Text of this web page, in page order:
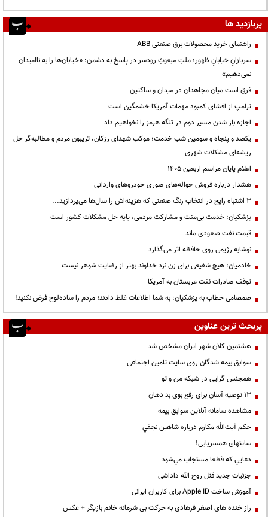
پربازدید ها
راهنمای خرید محصولات برق صنعتی ABB
سربازانِ خیابانِ ظهور؛ ملتِ مبعوثِ رودسر در پاسخ به دشمن: «خیابان‌ها را به ناامیدان
نمی‌دهیم»
فرق است میان مجاهدان در میدان و ساکتین
ترامپ از افشای کمبود مهمات آمریکا خشمگین است
اجازه باز شدن مسیر دوم در تنگه هرمز را نخواهیم داد
یکصد و پنجاه و سومین شب خدمت؛ موکب شهدای رزکان، تریبون مردم و مطالبه‌گر حل
ریشه‌ای مشکلات شهری
اعلام پایان مراسم اربعین ۱۴۰۵
هشدار درباره فروش حواله‌های صوری خودروهای وارداتی
3 اشتباه رایج در انتخاب رنگ صنعتی که هزینه‌اش را سال‌ها می‌پردازید...
پزشکیان: خدمت بی‌منت و مشارکت مردمی، پایه حل مشکلات کشور است
قیمت نفت صعودی ماند
نوشابه رژیمی روی حافظه اثر می‌گذارد
خادمیان: هیچ شفیعی برای زن نزد خداوند بهتر از رضایت شوهر نیست
توقف صادرات نفت عربستان به آمریکا
صمصامی خطاب به پزشکیان: به شما اطلاعات غلط دادند؛ مردم را ساده‌لوح فرض نکنید!
پربحث ترین عناوین
هشتمین کلان شهر ایران مشخص شد
سوابق بیمه شدگان روی سایت تامین اجتماعی
همجنس گرایی در شبکه من و تو
13 توصیه آسان برای رفع بوی بد دهان
مشاهده سامانه آنلاين سوابق بیمه
حكم آيت‌الله مكارم درباره شاهين نجفي
سایتهای همسریابی!
دعايي كه قطعا مستجاب مي‌شود
جزئیات جدید قتل روح الله داداشی
آموزش ساخت Apple ID برای کاربران ایرانی
راز خنده های اصغر فرهادی به حرکت بی شرمانه خانم بازیگر + عکس